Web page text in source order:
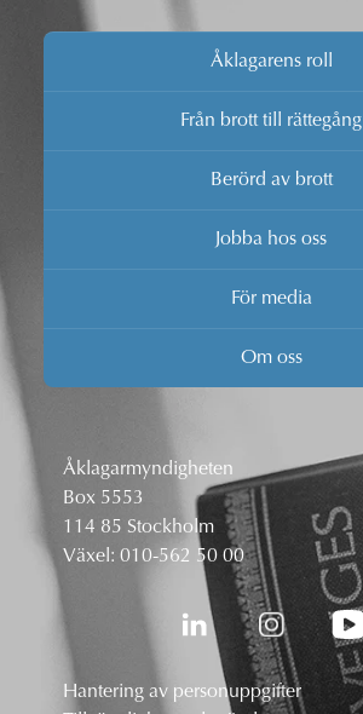
Åklagarens roll
Från brott till rättegång
Berörd av brott
Jobba hos oss
För media
Om oss
Åklagarmyndigheten
Box 5553
114 85 Stockholm
Växel: 010-562 50 00
Hantering av personuppgifter